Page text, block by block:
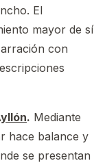
El
mayor de sí
con
. Mediante
hace balance y
se presentan